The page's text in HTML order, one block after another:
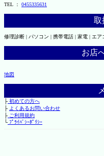
TEL ： 0455335631
取
修理診断 | パソコン | 携帯電話 | 家電 | エア
お店
地図
├初めての方へ
├ よくあるお問い合わせ
├ご利用規約
└ﾌﾟﾗｲﾊﾞｼｰﾎﾟﾘｼｰ